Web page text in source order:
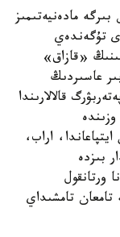
مادەنيەتىمىز
تۇگەندەي
«قازاق»
عاسىردىڭ
قالالارىندا
اراب،
بىزدە
ورتانقول
تامشىداي